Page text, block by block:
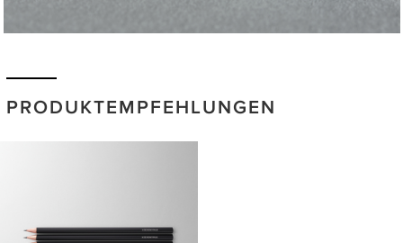
PRODUKTEMPFEHLUNGEN